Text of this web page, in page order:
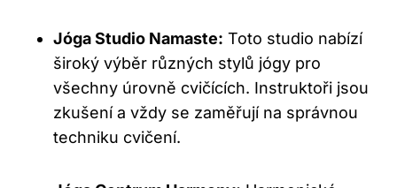
Jóga Studio Namaste: Toto studio nabízí
široký výběr různých stylů jógy pro
všechny úrovně cvičících. Instruktoři jsou
zkušení a vždy se zaměřují na správnou
techniku cvičení.